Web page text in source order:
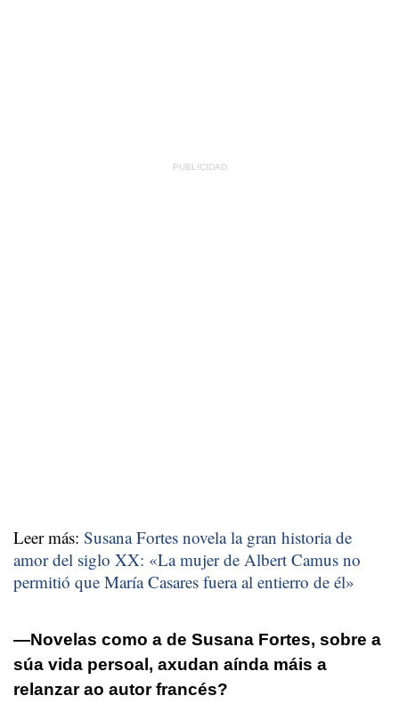
Leer más: Susana Fortes novela la gran historia de
amor del siglo XX: «La mujer de Albert Camus no
permitió que María Casares fuera al entierro de él»
—Novelas como a de Susana Fortes, sobre a
súa vida persoal, axudan aínda máis a
relanzar ao autor francés?